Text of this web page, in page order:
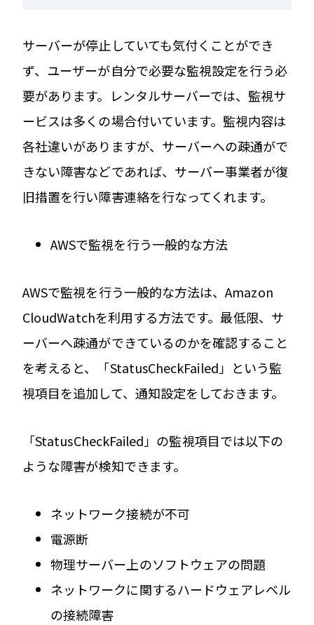
サーバーが停止していても気付くことができ
ず、ユーザーが自分で必要な監視設定を行う必
要があります。レンタルサーバーでは、監視サ
ービスは多くの場合付いています。監視内容は
各社違いがありますが、サーバーへの疎通がで
きない障害などであれば、サーバー事業者が復
旧措置を行い障害連絡を行なってくれます。
AWSで監視を行う一般的な方法
AWSで監視を行う一般的な方法は、Amazon
CloudWatchを利用する方法です。最低限、サ
ーバーへ疎通ができているのかを確認すること
を考えると、「StatusCheckFailed」という監
視項目を追加して、通知設定をしておきます。
「StatusCheckFailed」の監視項目では以下の
ような障害が検知できます。
ネットワーク接続が不可
電源断
物理サーバー上のソフトウェアの問題
ネットワークに関するハードウェアレベル
の接続障害